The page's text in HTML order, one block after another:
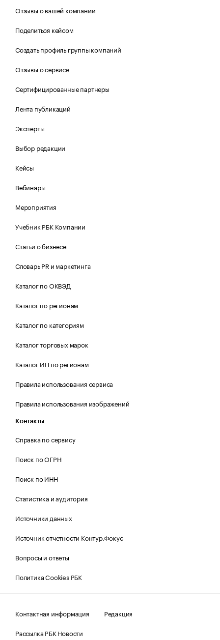
Отзывы о вашей компании
Поделиться кейсом
Создать профиль группы компаний
Отзывы о сервисе
Сертифицированные партнеры
Лента публикаций
Эксперты
Выбор редакции
Кейсы
Вебинары
Мероприятия
Учебник РБК Компании
Статьи о бизнесе
Словарь PR и маркетинга
Каталог по ОКВЭД
Каталог по регионам
Каталог по категориям
Каталог торговых марок
Каталог ИП по регионам
Правила использования сервиса
Правила использования изображений
Контакты
Справка по сервису
Поиск по ОГРН
Поиск по ИНН
Статистика и аудитория
Источники данных
Источник отчетности Контур.Фокус
Вопросы и ответы
Политика Cookies РБК
Контактная информация
Редакция
Рассылка РБК Новости